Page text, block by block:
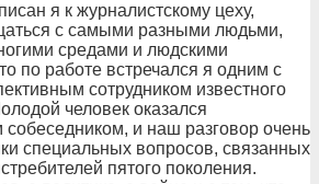
я к журналистскому цеху,
с самыми разными людьми,
средами и людскими
по работе встречался я одним с
сотрудником известного
человек оказался
и наш разговор очень
специальных вопросов, связанных
пятого поколения.